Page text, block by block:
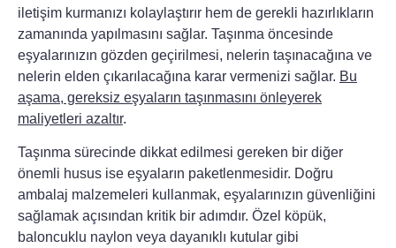
iletişim kurmanızı kolaylaştırır hem de gerekli hazırlıkların
zamanında yapılmasını sağlar. Taşınma öncesinde
eşyalarınızın gözden geçirilmesi, nelerin taşınacağına ve
nelerin elden çıkarılacağına karar vermenizi sağlar. Bu
aşama, gereksiz eşyaların taşınmasını önleyerek
maliyetleri azaltır.
Taşınma sürecinde dikkat edilmesi gereken bir diğer
önemli husus ise eşyaların paketlenmesidir. Doğru
ambalaj malzemeleri kullanmak, eşyalarınızın güvenliğini
sağlamak açısından kritik bir adımdır. Özel köpük,
baloncuklu naylon veya dayanıklı kutular gibi